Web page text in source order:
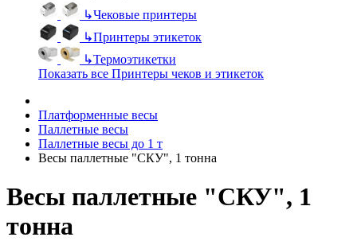
↳Чековые принтеры
↳Принтеры этикеток
↳Термоэтикетки
Показать все Принтеры чеков и этикеток
Платформенные весы
Паллетные весы
Паллетные весы до 1 т
Весы паллетные "СКУ", 1 тонна
Весы паллетные "СКУ", 1
тонна